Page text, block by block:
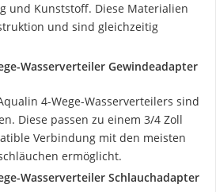
und Kunststoff. Diese Materialien
und sind gleichzeitig
Wasserverteiler Gewindeadapter
4-Wege-Wasserverteilers sind
Diese passen zu einem 3/4 Zoll
Verbindung mit den meisten
ermöglicht.
Wasserverteiler Schlauchadapter